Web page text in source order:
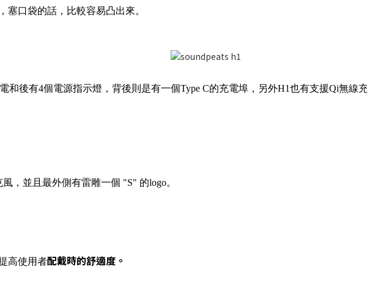
塞口袋的話，比較容易凸出來。
和後有4個電源指示燈，背後則是有一個Type C的充電埠，另外H1也有支援Qi無線充
，並且最外側有雷雕一個 "S" 的logo。
高使用者配戴時的舒適度。